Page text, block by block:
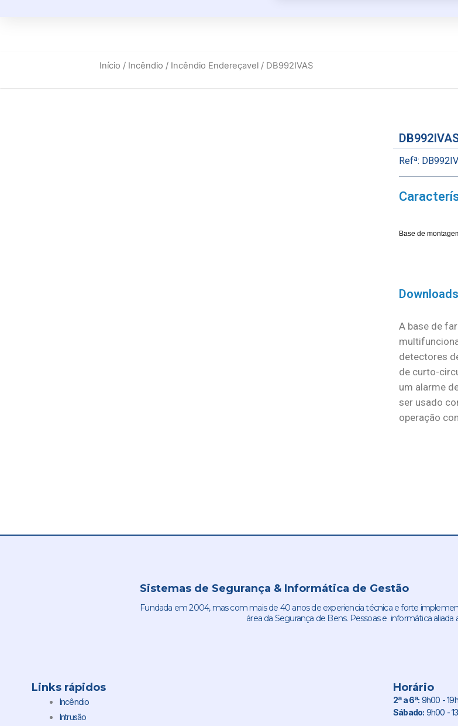
Início / Incêndio / Incêndio Endereçavel / DB992IVAS
Refª:
Base de
Downloads
A base de
detectores
de curto-
um alarme
ser usado
operação
Sistemas de Segurança & Informática de Gestão
Fundada em 2004, mas com mais de 40 anos de experiencia técnica e forte
área da Segurança de Bens. Pessoas e informática aliada
Links rápidos
Incêndio
Intrusão
Horário
2ª a 6ª: 9h00 -
Sábado: 9h00 -